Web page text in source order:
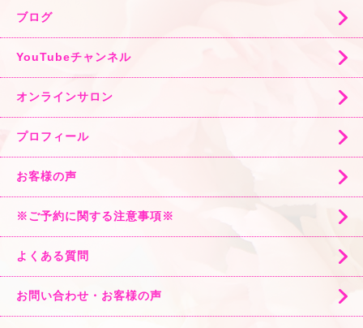
ブログ
YouTubeチャンネル
オンラインサロン
プロフィール
お客様の声
※ご予約に関する注意事項※
よくある質問
お問い合わせ・お客様の声